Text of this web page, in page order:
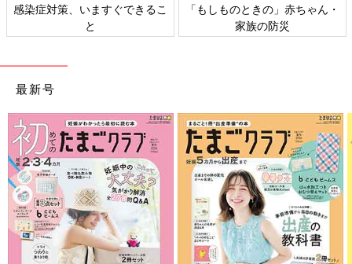
感染症対策、いますぐできるこ
と
「もしものときの」赤ちゃん・
家族の防災
最新号